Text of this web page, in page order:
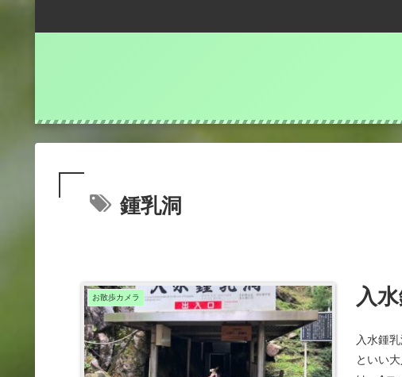
鍾乳洞
お散歩カメラ 入
入水鍾
といい